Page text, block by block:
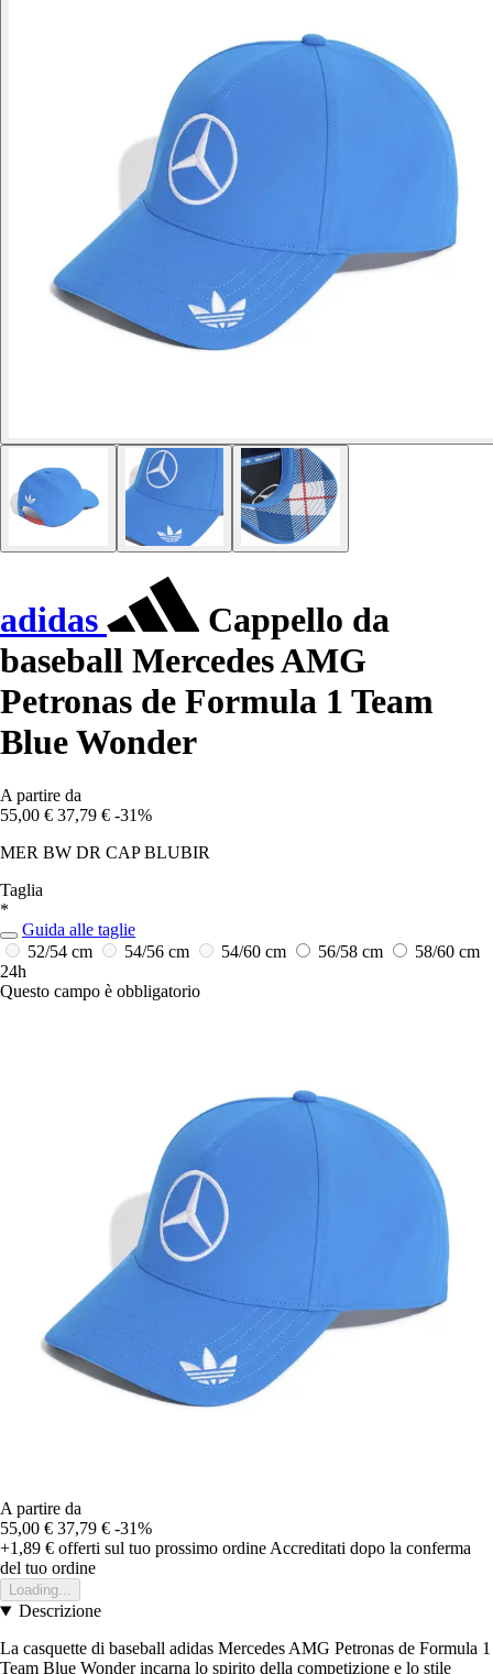
adidas
Cappello da
baseball Mercedes AMG
Petronas de Formula 1 Team
Blue Wonder
A partire da
55,00 € 37,79 € -31%
MER BW DR CAP BLUBIR
Taglia
*
Guida alle taglie
52/54 cm
54/56 cm 54/60 cm 56/58 cm
58/60 cm
24h
Questo campo è obbligatorio
A partire da
55,00 € 37,79 € -31%
+1,89 € offerti sul tuo prossimo ordine Accreditati dopo la conferma
del tuo ordine
Loading...
Descrizione
La casquette di baseball adidas Mercedes AMG Petronas de Formula 1
Team Blue Wonder incarna lo spirito della competizione e lo stile